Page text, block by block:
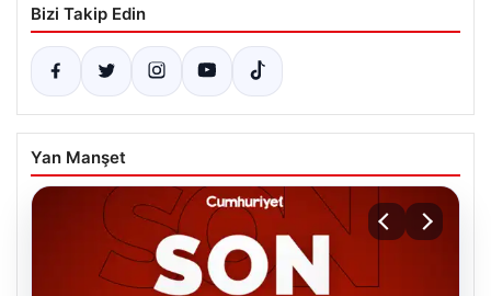
Bizi Takip Edin
Yan Manşet